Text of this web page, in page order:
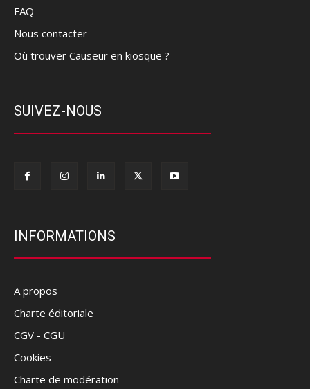
FAQ
Nous contacter
Où trouver Causeur en kiosque ?
SUIVEZ-NOUS
INFORMATIONS
A propos
Charte éditoriale
CGV - CGU
Cookies
Charte de modération